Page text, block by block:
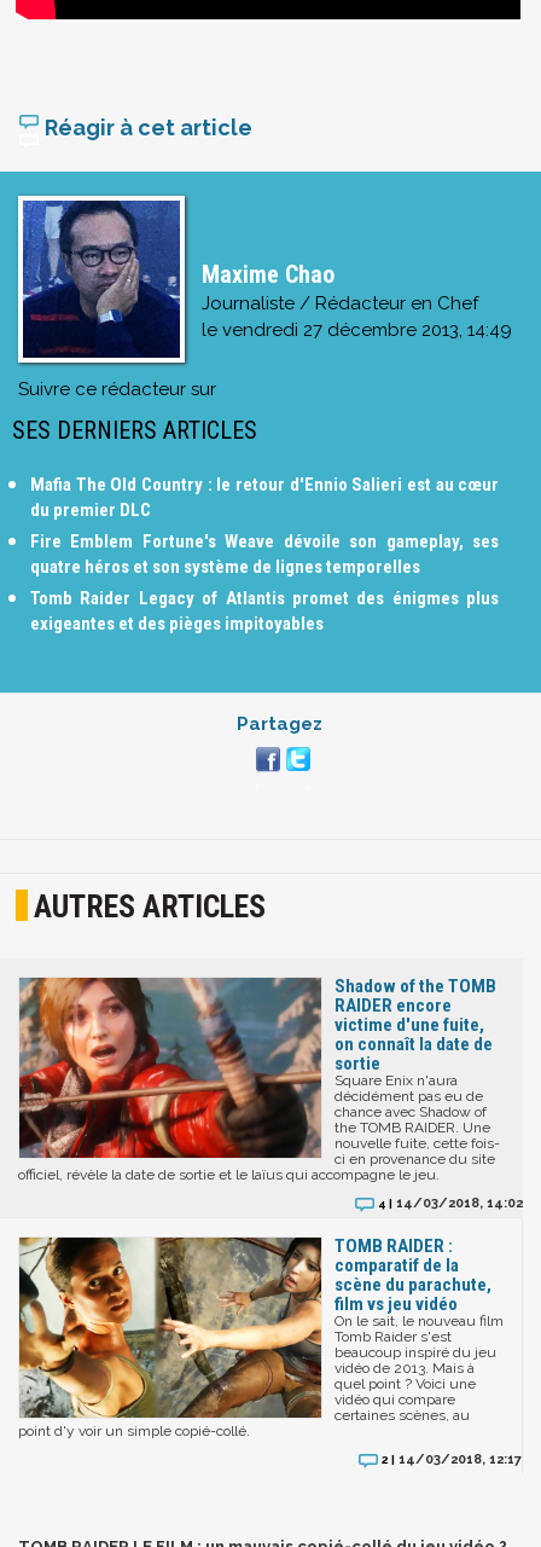
Réagir à cet article
Maxime Chao
Journaliste / Rédacteur en Chef
le vendredi 27 décembre 2013, 14:49
Suivre ce rédacteur sur
SES DERNIERS ARTICLES
Mafia The Old Country : le retour d'Ennio Salieri est au cœur
du premier DLC
Fire Emblem Fortune's Weave dévoile son gameplay, ses
quatre héros et son système de lignes temporelles
Tomb Raider Legacy of Atlantis promet des énigmes plus
exigeantes et des pièges impitoyables
Partagez
AUTRES ARTICLES
Shadow of the TOMB
RAIDER encore
victime d'une fuite,
on connaît la date de
sortie
Square Enix n'aura
décidément pas eu de
chance avec Shadow of
the TOMB RAIDER. Une
nouvelle fuite, cette fois-
ci en provenance du site
officiel, révèle la date de sortie et le laïus qui accompagne le jeu.
4 | 14/03/2018, 14:02
TOMB RAIDER :
comparatif de la
scène du parachute,
film vs jeu vidéo
On le sait, le nouveau film
Tomb Raider s'est
beaucoup inspiré du jeu
vidéo de 2013. Mais à
quel point ? Voici une
vidéo qui compare
certaines scènes, au
point d'y voir un simple copié-collé.
2 | 14/03/2018, 12:17